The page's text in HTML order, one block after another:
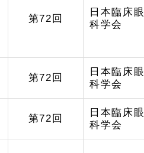
第72回
日本臨床眼
科学会
第72回
日本臨床眼
科学会
第72回
日本臨床眼
科学会